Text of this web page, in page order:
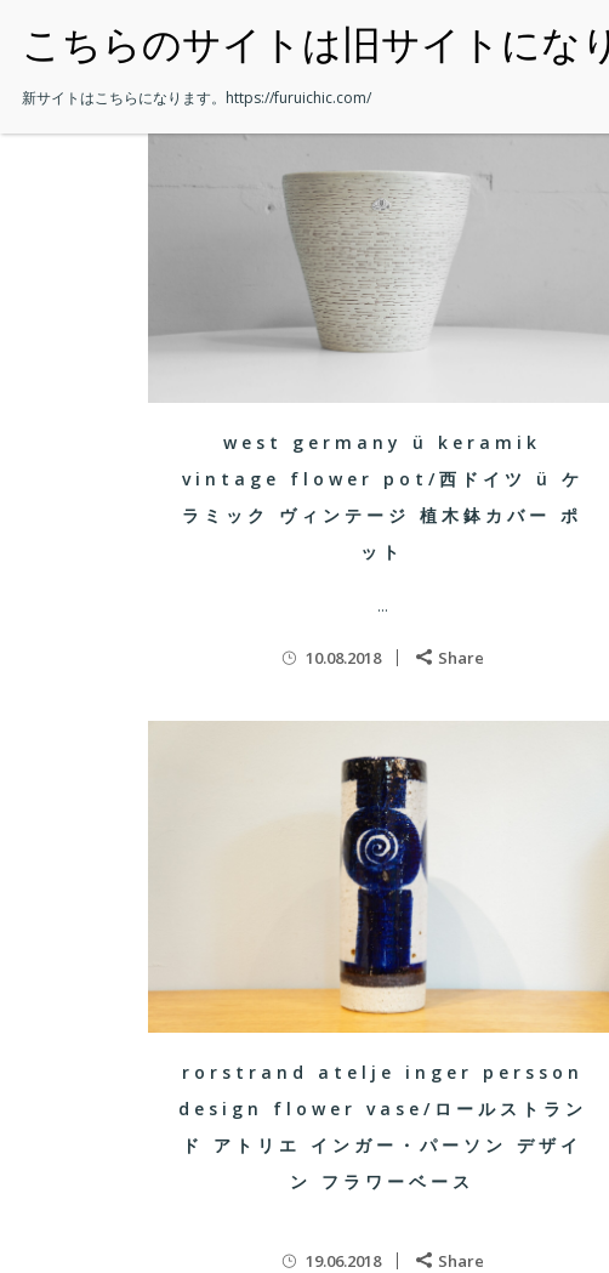
・HOME ・ITEM
west germany ü keramik
vintage flower pot/西ドイツ ü ケ
ラミック ヴィンテージ 植木鉢カバー ポ
ット
...
10.08.2018 Share
rorstrand atelje inger persson
design flower vase/ロールストラン
ド アトリエ インガー・パーソン デザイ
ン フラワーベース
19.06.2018 Share
新サイトはこちらになります。 https://furuichic.com/